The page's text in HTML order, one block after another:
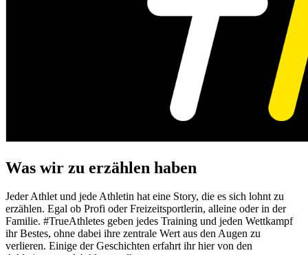
Was wir zu erzählen haben
Jeder Athlet und jede Athletin hat eine Story, die es sich lohnt zu
erzählen. Egal ob Profi oder Freizeitsportlerin, alleine oder in der
Familie. #TrueAthletes geben jedes Training und jeden Wettkampf
ihr Bestes, ohne dabei ihre zentrale Wert aus den Augen zu
verlieren. Einige der Geschichten erfahrt ihr hier von den